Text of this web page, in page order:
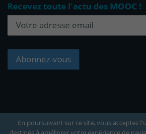
Recevez toute l'actu des MOOC !
En poursuivant sur ce site, vous acceptez